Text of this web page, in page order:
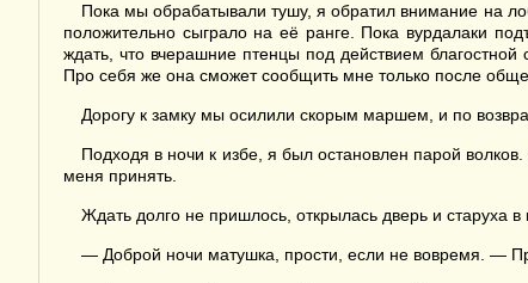
Пока мы обрабатывали тушу, я обратил внимание на
положительно сыграло на её ранге. Пока вурдалаки
ждать, что вчерашние птенцы под действием
Про себя же она сможет сообщить мне только после
Дорогу к замку мы осилили скорым маршем, и по
Подходя в ночи к избе, я был остановлен парой
меня принять.
Ждать долго не пришлось, открылась дверь и старуха
— Доброй ночи матушка, прости, если не вовремя. —